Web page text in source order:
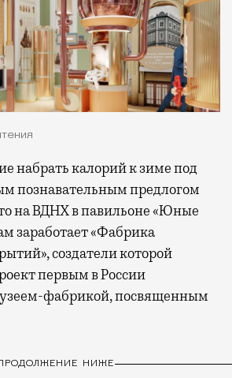
познавательным предлогом
на ВДНХ в павильоне «Юные
заработает «Фабрика
создатели которой
первым в России
фабрикой, посвященным
НИЖЕ